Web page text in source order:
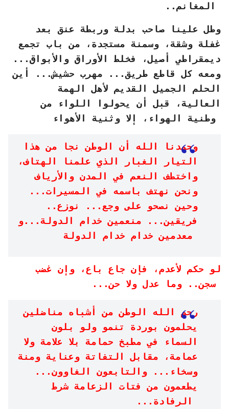
المغانم..
وطل علينا صاحب بدلة وربطة عنق بعد
غفلة وشقة، وسمنة مستجدة، من باب تجمع
ديمقراطي أصيل، فخلط الأوراق والأبواق...
ومعه كل قاطع طريق... مهرب حشيش... أين
الحلم الجميل القديم لأهل الهمة
العالية، قبل أن يحولوا اللواء من
وطنية الهواء، إلا وثنية الأهواء
وحمدنا الله أن الوطن نجا من هذا
التيار الغبار الذي علمنا الهتاف،
واختطف النعم في المدن والأرياف
ونحن نهتف باسمه في المسيرات...
وحين نصحو على وجع... نوزع..
فريقين... منعمين خدام الدولة...و
معدمين خدام خدام الدولة
لو حكم لأعدم، فإن جاع باع، وإن غضب
سجن.. وما عدل ولا حن...
رحم الله الوطن من أشباه مناضلين
يحلمون بوردة تنمو ولو بلون
السماء في مطبخ حمامة بلا علامة ولا
عمامة، مقابل التفاتة وعناية ومنة
وسخاء... والتابعون الغاوون...
يطعمون من فتات الزعامة شرط
الرفادة...